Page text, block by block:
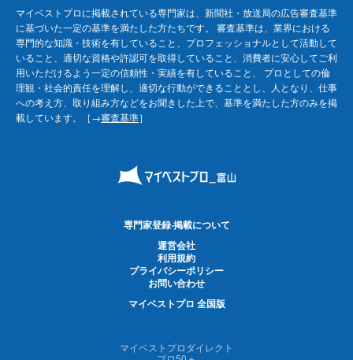
マイベストプロに掲載されている専門家は、新聞社・放送局の広告審査基準
に基づいた一定の基準を満たした方たちです。 審査基準は、業界における
専門的な知識・技術を有していること、プロフェッショナルとして活動して
いること、適切な資格や許認可を取得していること、消費者に安心してご利
用いただけるよう一定の信頼性・実績を有していること、 プロとしての倫
理観・社会的責任を理解し、適切な行動ができることとし、人となり、仕事
への考え方、取り組み方などをお聞きした上で、基準を満たした方のみを掲
載しています。［→審査基準］
専門家登録·掲載について
運営会社
利用規約
プライバシーポリシー
お問い合わせ
マイベストプロ 全国版
マイベストプロダイレクト